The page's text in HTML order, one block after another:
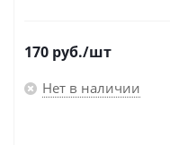
170 руб./шт
Нет в наличии